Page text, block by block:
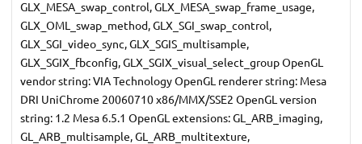
GLX_MESA_swap_control, GLX_MESA_swap_frame_usage,
GLX_OML_swap_method, GLX_SGI_swap_control,
GLX_SGI_video_sync, GLX_SGIS_multisample,
GLX_SGIX_fbconfig, GLX_SGIX_visual_select_group OpenGL
vendor string: VIA Technology OpenGL renderer string: Mesa
DRI UniChrome 20060710 x86/MMX/SSE2 OpenGL version
string: 1.2 Mesa 6.5.1 OpenGL extensions: GL_ARB_imaging,
GL_ARB_multisample, GL_ARB_multitexture,